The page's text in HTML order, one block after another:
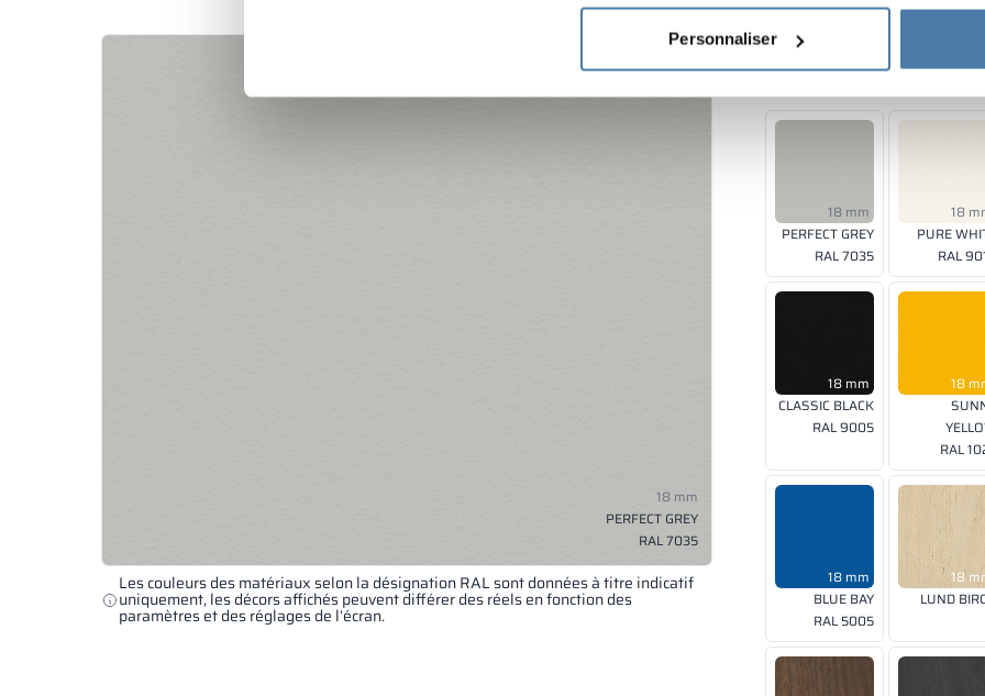
Personnaliser
18 mm
PERFECT GREY
RAL 7035
Les couleurs des matériaux selon la désignation RAL sont données à titre indicatif
uniquement, les décors affichés peuvent différer des réels en fonction des
paramètres et des réglages de l’écran.
Couleurs de panneau
18 mm
PERFECT GREY
RAL 7035
18
PURE
RAL
18 mm
CLASSIC BLACK
RAL 9005
18
RAL
18 mm
BLUE BAY
RAL 5005
18
LUND